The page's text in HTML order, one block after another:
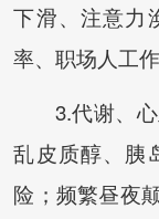
下滑、注意力
率、职场人工
3.代谢、
乱皮质醇、胰
险；频繁昼夜